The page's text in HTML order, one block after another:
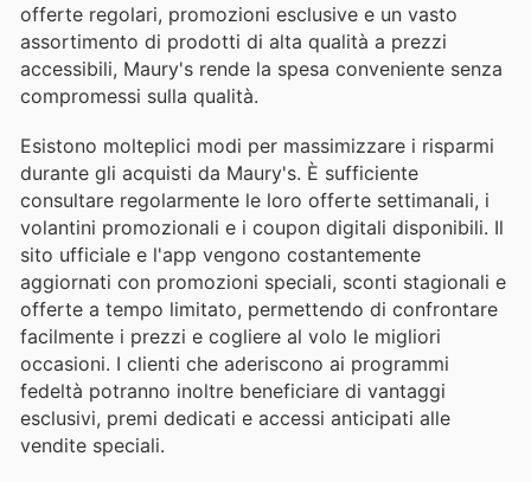
offerte regolari, promozioni esclusive e un vasto
assortimento di prodotti di alta qualità a prezzi
accessibili, Maury's rende la spesa conveniente senza
compromessi sulla qualità.
Esistono molteplici modi per massimizzare i risparmi
durante gli acquisti da Maury's. È sufficiente
consultare regolarmente le loro offerte settimanali, i
volantini promozionali e i coupon digitali disponibili. Il
sito ufficiale e l'app vengono costantemente
aggiornati con promozioni speciali, sconti stagionali e
offerte a tempo limitato, permettendo di confrontare
facilmente i prezzi e cogliere al volo le migliori
occasioni. I clienti che aderiscono ai programmi
fedeltà potranno inoltre beneficiare di vantaggi
esclusivi, premi dedicati e accessi anticipati alle
vendite speciali.